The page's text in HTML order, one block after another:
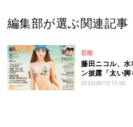
編集部が選ぶ関連記事
芸能
藤田ニコル、
ン披露「太い脚
2023/06/15 17:00